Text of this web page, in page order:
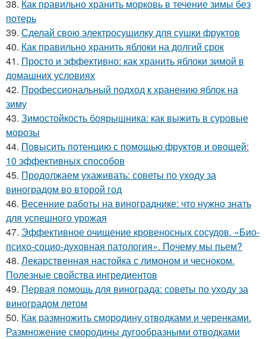
38. Как правильно хранить морковь в течение зимы без
потерь
39. Сделай свою электросушилку для сушки фруктов
40. Как правильно хранить яблоки на долгий срок
41. Просто и эффективно: как хранить яблоки зимой в
домашних условиях
42. Профессиональный подход к хранению яблок на
зиму
43. Зимостойкость боярышника: как выжить в суровые
морозы
44. Повысить потенцию с помощью фруктов и овощей:
10 эффективных способов
45. Продолжаем ухаживать: советы по уходу за
виноградом во второй год
46. Весенние работы на винограднике: что нужно знать
для успешного урожая
47. Эффективное очищение кровеносных сосудов. «Био-
психо-социо-духовная патология». Почему мы пьем?
48. Лекарственная настойка с лимоном и чесноком.
Полезные свойства ингредиентов
49. Первая помощь для винограда: советы по уходу за
виноградом летом
50. Как размножить смородину отводками и черенками.
Размножение смородины дугообразными отводками